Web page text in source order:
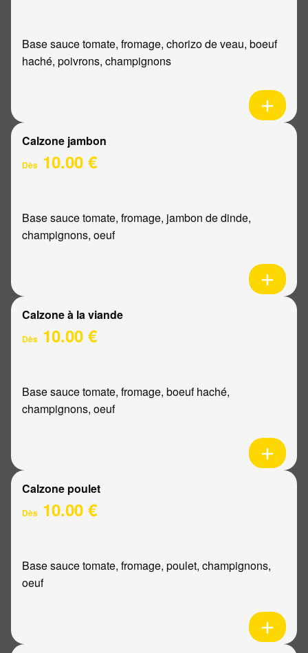
Base sauce tomate, fromage, chorizo de veau, boeuf
haché, poivrons, champignons
Calzone jambon
Dès 10.00 €
Base sauce tomate, fromage, jambon de dinde,
champignons, oeuf
Calzone à la viande
Dès 10.00 €
Base sauce tomate, fromage, boeuf haché,
champignons, oeuf
Calzone poulet
Dès 10.00 €
Base sauce tomate, fromage, poulet, champignons,
oeuf